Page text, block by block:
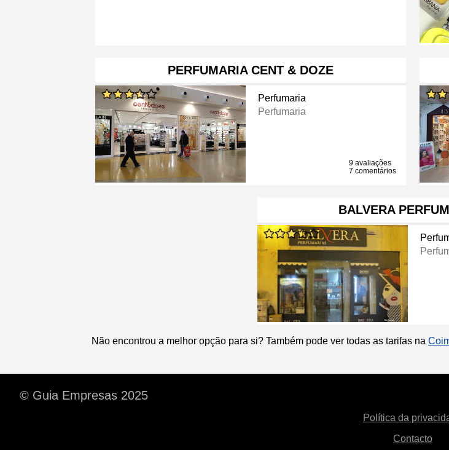
PERFUMARIA CENT & DOZE
Perfumaria
Perfumaria
9 avaliações
7 comentários
BALVERA
Não encontrou a melhor opção para si? Também pode ver todas as tarifas na
© Guia Empresas 2025
Política da
Contacto